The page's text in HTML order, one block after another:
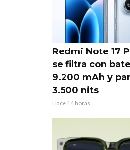
Redmi Note 17
se filtra con
9.200 mAh y
3.500 nits
Hace 14 horas